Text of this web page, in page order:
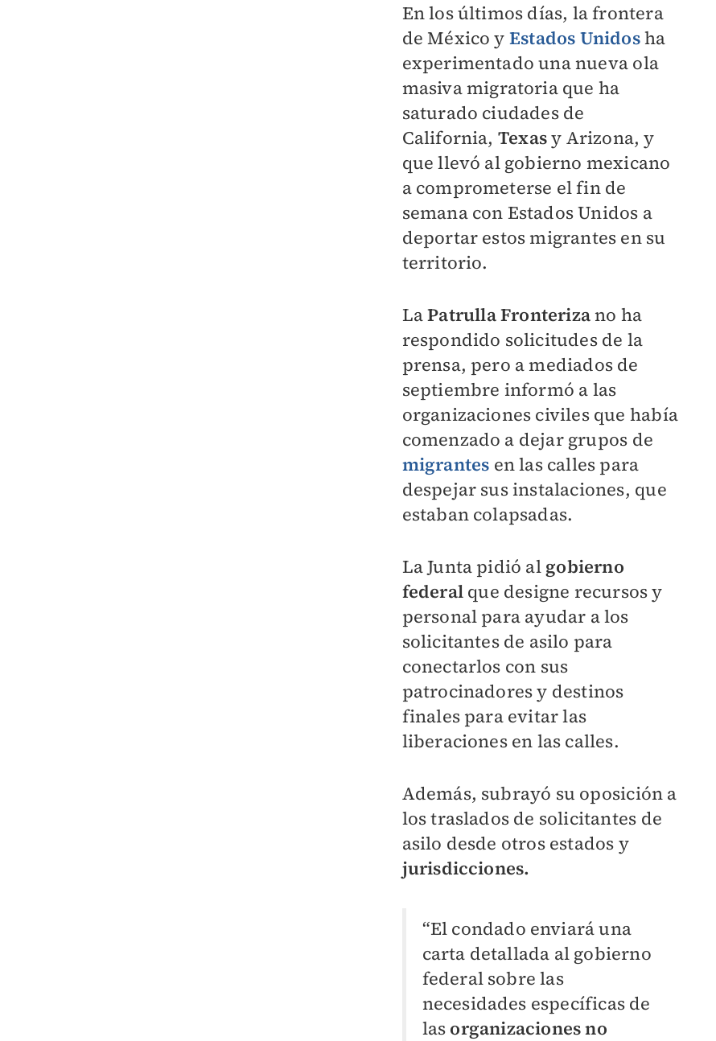
En los últimos días, la frontera
de México y Estados Unidosha
experimentado una nueva ola
masiva migratoria que ha
saturado ciudades de
California, Texasy Arizona, y
que llevó al gobierno mexicano
a comprometerse el fin de
semana con Estados Unidos a
deportar estos migrantes en su
territorio.
LaPatrulla Fronterizano ha
respondido solicitudes de la
prensa, pero a mediados de
septiembre informó a las
organizaciones civiles que había
comenzado a dejar grupos de
migrantes en las calles para
despejar sus instalaciones, que
estaban colapsadas.
La Junta pidió al gobierno
federalque designe recursos y
personal para ayudar a los
solicitantes de asilo para
conectarlos con sus
patrocinadores y destinos
finales para evitar las
liberaciones en las calles.
Además, subrayó su oposición a
los traslados de solicitantes de
asilo desde otros estados y
jurisdicciones.
“El condado enviará una
carta detallada al gobierno
federal sobre las
necesidades específicas de
las organizaciones no